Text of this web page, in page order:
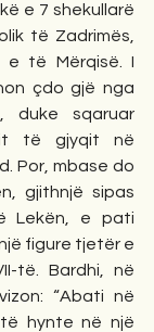
e 7 shekullarë
të Zadrimës,
e të Mërqisë. I
çdo gjë nga
duke sqaruar
të gjyqit në
Por, mbase do
gjithnjë sipas
Lekën, e pati
figure tjetër e
të. Bardhi, në
“Abati në
të hynte në një